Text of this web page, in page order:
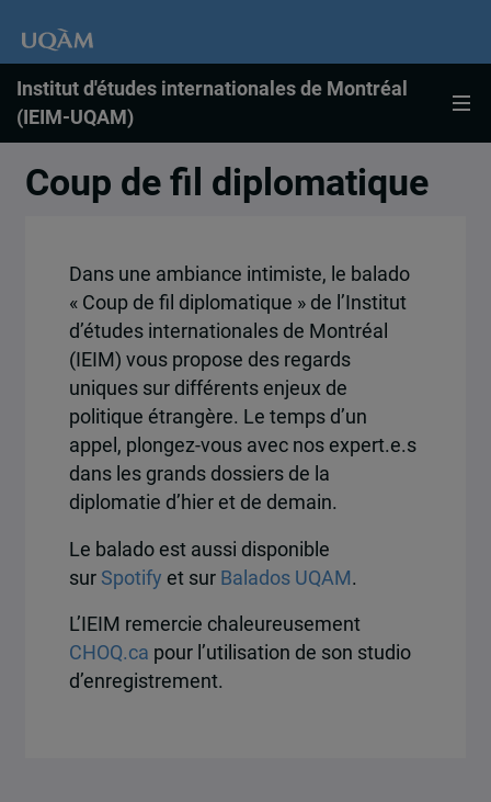
Institut d'études internationales de Montréal
(IEIM-UQAM)
Coup de fil diplomatique
Dans une ambiance intimiste, le balado
« Coup de fil diplomatique » de l’Institut
d’études internationales de Montréal
(IEIM) vous propose des regards
uniques sur différents enjeux de
politique étrangère. Le temps d’un
appel, plongez-vous avec nos expert.e.s
dans les grands dossiers de la
diplomatie d’hier et de demain.
Le balado est aussi disponible
sur Spotify et sur Balados UQAM.
L’IEIM remercie chaleureusement
CHOQ.ca pour l’utilisation de son studio
d’enregistrement.